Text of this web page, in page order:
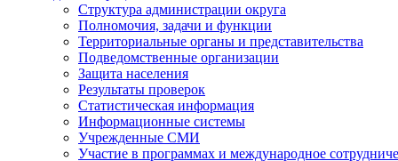
Структура администрации округа
Полномочия, задачи и функции
Территориальные органы и представительства
Подведомственные организации
Защита населения
Результаты проверок
Статистическая информация
Информационные системы
Учрежденные СМИ
Участие в программах и международное